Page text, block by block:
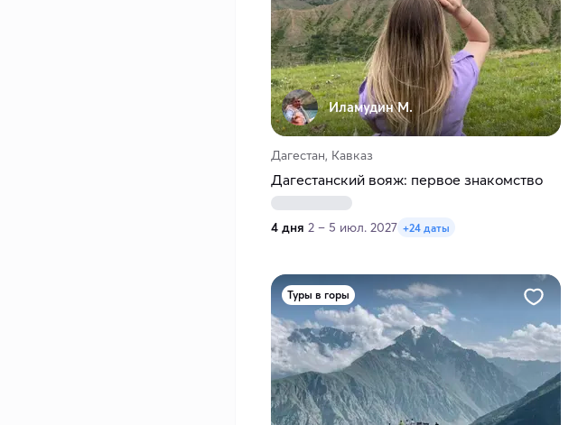
Иламудин М.
Дагестан, Кавказ
Дагестанский вояж: первое знакомство
4 дня 2 – 5 июл. 2027 +24 даты
Туры в горы